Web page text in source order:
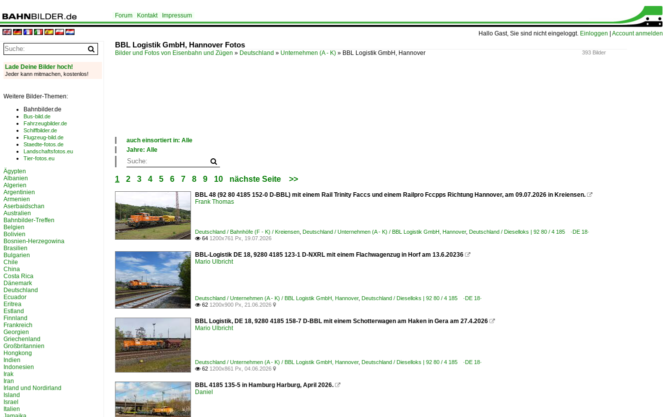
Hallo Gast, Sie sind nicht eingeloggt. Einloggen Account anmelden
Forum Kontakt Impressum
BBL Logistik GmbH, Hannover Fotos
393 Bilder
Bilder und Fotos von Eisenbahn und Zügen » Deutschland » Unternehmen (A - K) » BBL Logistik GmbH, Hannover
auch einsortiert in: Alle
Deutschland
Jahre: Alle
Alle Jahre
2010
1 2 3 4 5 6 7 8 9 10 nächste Seite >>
BBL 48 (92 80 4185 152-0 D-BBL) mit einem Rail Trinity Faccs und einem Railpro Fccpps Richtung Hannover, am 09.07.2026 in Kreiensen. 
Frank Thomas
Deutschland / Bahnhöfe (F - K) / Kreiensen Deutschland / Unternehmen (A - K) / BBL Logistik GmbH, Hannover, Deutschland / Dieselloks | 92 80 / 4 185 ·DE 18·
 64 1200x761 Px, 19.07.2026
BBL-Logistik DE 18, 9280 4185 123-1 D-NXRL mit einem Flachwagenzug in Horf am 13.6.20236 
Mario Ulbricht
Deutschland / Unternehmen (A - K) / BBL Logistik GmbH, Hannover, Deutschland / Dieselloks | 92 80 / 4 185 ·DE 18·
 62 1200x900 Px, 21.06.2026 
BBL Logistik, DE 18, 9280 4185 158-7 D-BBL mit einem Schotterwagen am Haken in Gera am 27.4.2026 
Mario Ulbricht
Deutschland / Unternehmen (A - K) / BBL Logistik GmbH, Hannover, Deutschland / Dieselloks | 92 80 / 4 185 ·DE 18·
 62 1200x861 Px, 04.06.2026 
BBL 4185 135-5 in Hamburg Harburg, April 2026. 
Daniel
Lade Deine Bilder hoch!
Jeder kann mitmachen, kostenlos!
Weitere Bilder-Themen:
Bahnbilder.de
Bus-bild.de
Fahrzeugbilder.de
Schiffbilder.de
Flugzeug-bild.de
Staedte-fotos.de
Landschaftsfotos.eu
Tier-fotos.eu
Ägypten
Albanien
Algerien
Argentinien
Armenien
Aserbaidschan
Australien
Bahnbilder-Treffen
Belgien
Bolivien
Bosnien-Herzegowina
Brasilien
Bulgarien
Chile
China
Costa Rica
Dänemark
Deutschland
Ecuador
Eritrea
Estland
Finnland
Frankreich
Georgien
Griechenland
Großbritannien
Hongkong
Indien
Indonesien
Irak
Iran
Irland und Nordirland
Island
Israel
Italien